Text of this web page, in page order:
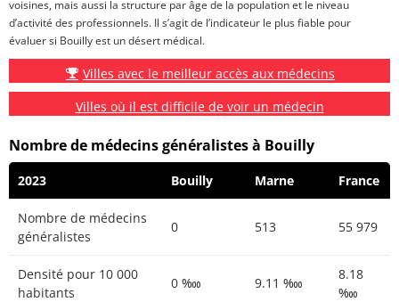
voisines, mais aussi la structure par âge de la population et le niveau
d’activité des professionnels. Il s’agit de l’indicateur le plus fiable pour
évaluer si Bouilly est un désert médical.
Villes avec le meilleur accès aux médecins
Villes où il est difficile de voir un médecin
Nombre de médecins généralistes à Bouilly
2023 Bouilly Marne France
Nombre de médecins
généralistes
0 513 55 979
Densité pour 10 000
habitants
0 ‱ 9.11 ‱
8.18
‱